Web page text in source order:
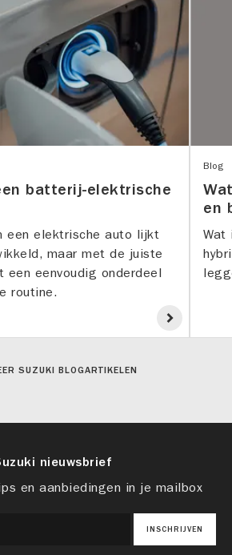
batterij-elektrische
een elektrische auto lijkt
maar met de juiste
een eenvoudig onderdeel
routine.
Blog
en
Wat
SUZUKI BLOGARTIKELEN
nieuwsbrief
en aanbiedingen in je mailbox
INSCHRIJVEN